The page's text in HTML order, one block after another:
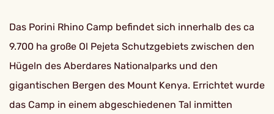
Das Porini Rhino Camp befindet sich innerhalb des ca
9.700 ha große Ol Pejeta Schutzgebiets zwischen den
Hügeln des Aberdares Nationalparks und den
gigantischen Bergen des Mount Kenya. Errichtet wurde
das Camp in einem abgeschiedenen Tal inmitten